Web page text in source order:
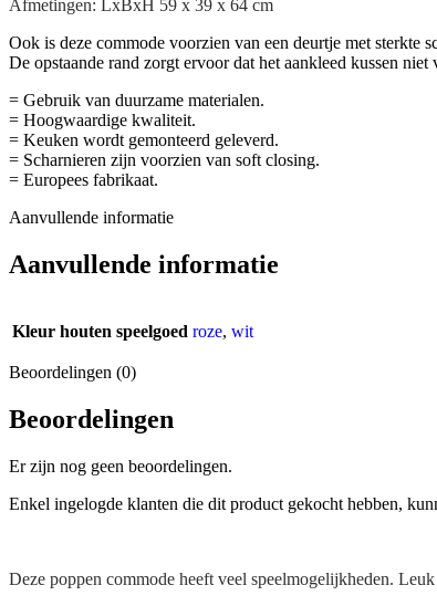
Afmetingen: LxBxH 59 x 39 x 64 cm
Ook is deze commode voorzien van een deurtje met sterkte
De opstaande rand zorgt ervoor dat het aankleed kussen
= Gebruik van duurzame materialen.
= Hoogwaardige kwaliteit.
= Keuken wordt gemonteerd geleverd.
= Scharnieren zijn voorzien van soft closing.
= Europees fabrikaat.
Aanvullende informatie
Aanvullende informatie
Kleur houten speelgoed roze, wit
Beoordelingen (0)
Beoordelingen
Er zijn nog geen beoordelingen.
Enkel ingelogde klanten die dit product gekocht hebben,
Deze poppen commode heeft veel speelmogelijkheden.